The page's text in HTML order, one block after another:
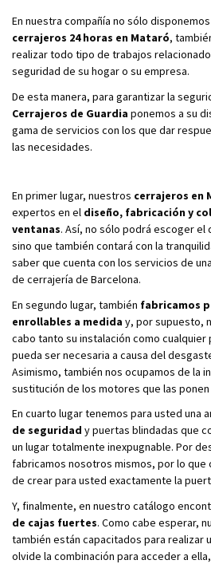
En nuestra compañía no sólo
cerrajeros 24 horas en Mataró,
realizar todo tipo de trabajos
seguridad de su hogar o su empresa.
De esta manera, para garantizar la
Cerrajeros de Guardia ponemos a su
gama de servicios con los que dar
las necesidades.
En primer lugar, nuestros cerrajeros en
expertos en el diseño, fabricación y
ventanas. Así, no sólo podrá escoger el
sino que también contará con la
saber que cuenta con los servicios de
de cerrajería de Barcelona.
En segundo lugar, también fabricamos
enrollables a medida y, por supuesto,
cabo tanto su instalación como
pueda ser necesaria a causa del
Asimismo, también nos ocupamos de la
sustitución de los motores que las
En cuarto lugar tenemos para usted una
de seguridad y puertas blindadas que
un lugar totalmente inexpugnable. Por
fabricamos nosotros mismos, por lo que
de crear para usted exactamente la
Y, finalmente, en nuestro catálogo
de cajas fuertes. Como cabe esperar,
también están capacitados para realizar
olvide la combinación para acceder a